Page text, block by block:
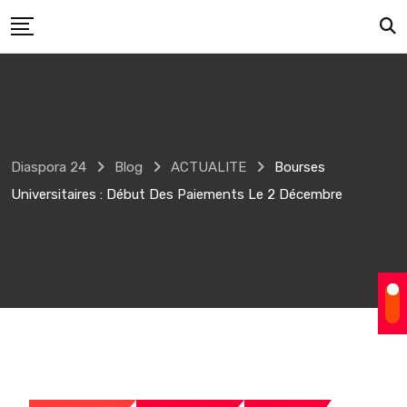
to
Diaspora 24 Blog ACTUALITE
Bourses
Universitaires : Début Des Paiements Le 2 Décembre